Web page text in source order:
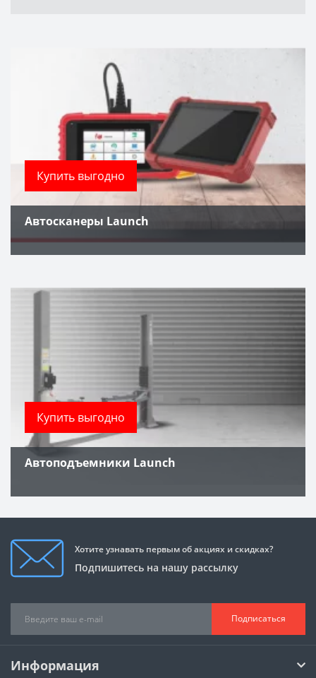
Купить выгодно
Автосканеры Launch
Купить выгодно
Автоподъемники Launch
Хотите узнавать первым об акциях и скидках?
Подпишитесь на нашу рассылку
Подписаться
Информация